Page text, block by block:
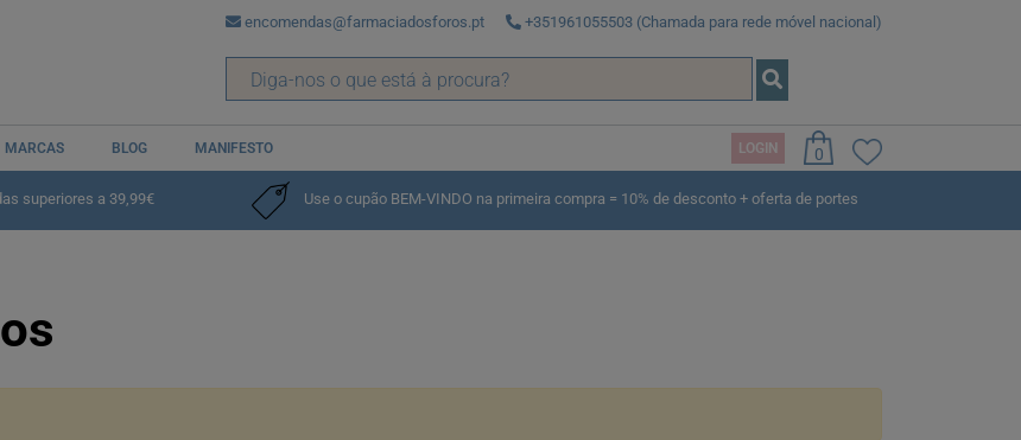
encomendas@farmaciadosforos.pt +351961055503 (Chamada para rede móvel nacional)
MARCAS BLOG MANIFESTO LOGIN 0
superiores a 39,99€ Use o cupão BEM-VINDO na primeira compra = 10% de desconto + oferta de portes